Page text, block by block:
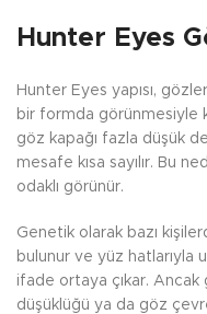
Hunter Eyes
Hunter Eyes yapısı,
bir formda görünmesiyle
göz kapağı fazla düşük
mesafe kısa sayılır. Bu
odaklı görünür.
Genetik olarak bazı
bulunur ve yüz hatlarıyla
ifade ortaya çıkar. Ancak
düşüklüğü ya da göz